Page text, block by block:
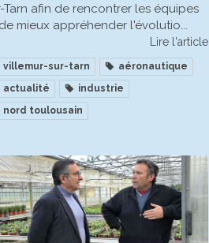
Tarn afin de rencontrer les équipes
mieux appréhender l'évolutio...
Lire l'article
villemur-sur-tarn
aéronautique
actualité
industrie
nord toulousain